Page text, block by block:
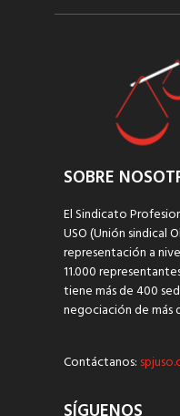
SOBRE
El Sindicato
USO (Unión sindical
representación a
11.000
tiene más de 400
negociación de más
Contáctanos: